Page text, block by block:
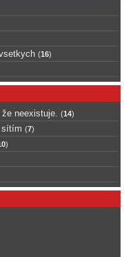
(16)
neexistuje. (14)
sítím (7)
)